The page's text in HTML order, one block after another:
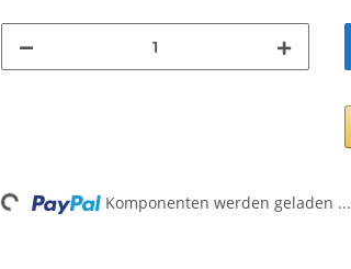
Loading... Komponenten werden geladen ...